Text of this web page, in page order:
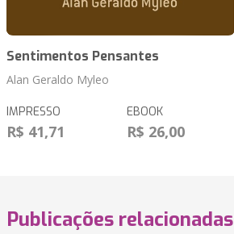
Sentimentos Pensantes
Alan Geraldo Myleo
IMPRESSO
R$ 41,71
EBOOK
R$ 26,00
Publicações relacionadas